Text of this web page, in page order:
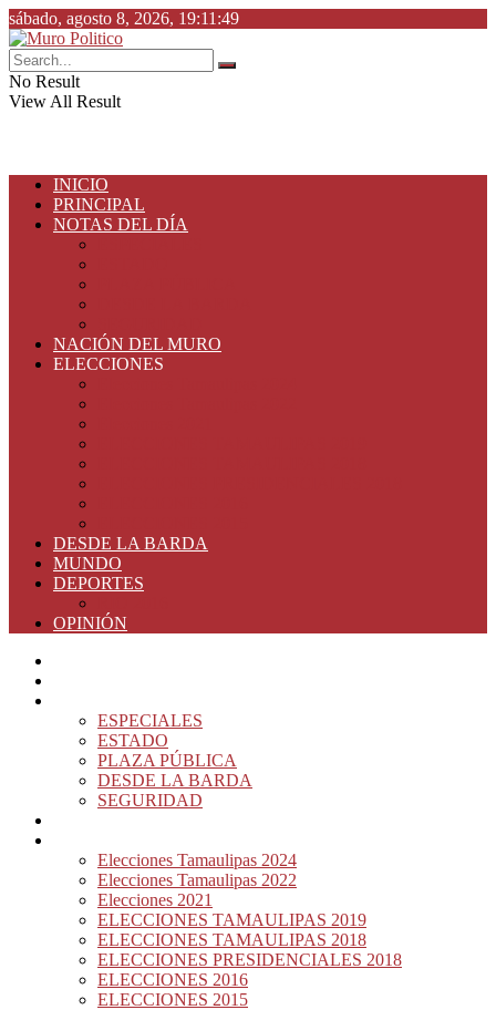
sábado, agosto 8, 2026, 19:11:49
No Result
View All Result
INICIO
PRINCIPAL
NOTAS DEL DÍA
NACIÓN DEL MURO
ELECCIONES
DESDE LA BARDA
MUNDO
DEPORTES
OPINIÓN
ESPECIALES
ESTADO
PLAZA PÚBLICA
DESDE LA BARDA
SEGURIDAD
Elecciones Tamaulipas 2024
Elecciones Tamaulipas 2022
Elecciones 2021
ELECCIONES TAMAULIPAS 2019
ELECCIONES TAMAULIPAS 2018
ELECCIONES PRESIDENCIALES 2018
ELECCIONES 2016
ELECCIONES 2015